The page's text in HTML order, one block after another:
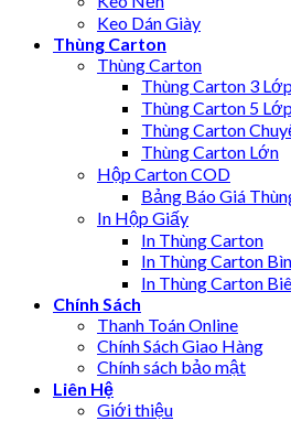
Keo Dán Giày
Thùng Carton
Thùng Carton
Thùng Carton 3
Thùng Carton 5
Thùng Carton
Thùng Carton Lớn
Hộp Carton COD
Bảng Báo Giá
In Hộp Giấy
In Thùng Carton
In Thùng Carton
In Thùng Carton
Chính Sách
Thanh Toán Online
Chính Sách Giao Hàng
Chính sách bảo mật
Liên Hệ
Giới thiệu